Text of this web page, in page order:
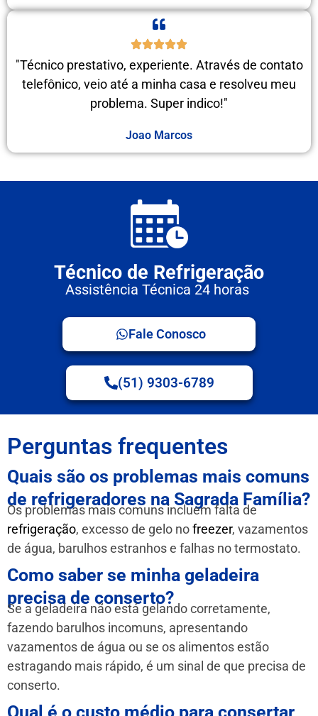
"Técnico prestativo, experiente. Através de contato
telefônico, veio até a minha casa e resolveu meu
problema. Super indico!"
Joao Marcos
Técnico de Refrigeração
Assistência Técnica 24 horas
Fale Conosco
(51) 9303-6789
Perguntas frequentes
Quais são os problemas mais comuns
de refrigeradores na Sagrada Família?
Os problemas mais comuns incluem falta de
refrigeração, excesso de gelo nofreezer, vazamentos
de água, barulhos estranhos e falhas no termostato.
Como saber se minha geladeira
precisa de conserto?
Se a geladeira não está gelando corretamente,
fazendo barulhos incomuns, apresentando
vazamentos de água ou se os alimentos estão
estragando mais rápido, é um sinal de que precisa de
conserto.
Qual é o custo médio para consertar